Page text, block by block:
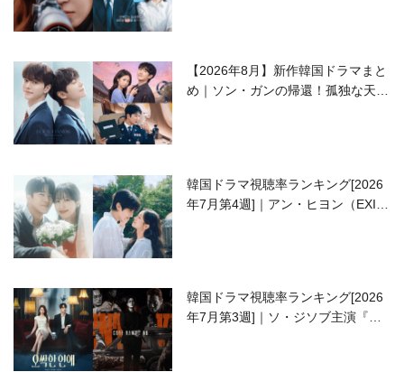
【2026年8月】新作韓国ドラマまと
め｜ソン・ガンの帰還！孤独な天才
韓国ドラマ視聴率ランキング[2026
年7月第4週]｜アン・ヒヨン（EXID
韓国ドラマ視聴率ランキング[2026
年7月第3週]｜ソ・ジソブ主演『エ